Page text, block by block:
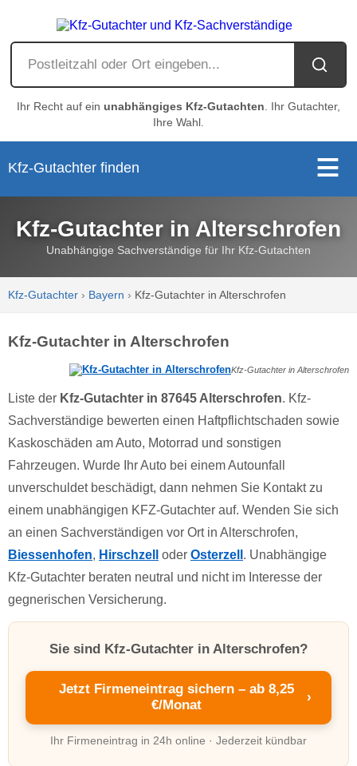
Ihr Recht auf ein unabhängiges Kfz-Gutachten . Ihr Gutachter,
Ihre Wahl.
Kfz-Gutachter finden
Kfz-Gutachter in Alterschrofen
Unabhängige Sachverständige für Ihr Kfz-Gutachten
Kfz-Gutachter › Bayern › Kfz-Gutachter in Alterschrofen
Kfz-Gutachter in Alterschrofen
Kfz-Gutachter in Alterschrofen
Liste der Kfz-Gutachter in 87645 Alterschrofen. Kfz-
Sachverständige bewerten einen Haftpflichtschaden sowie
Kaskoschäden am Auto, Motorrad und sonstigen
Fahrzeugen. Wurde Ihr Auto bei einem Autounfall
unverschuldet beschädigt, dann nehmen Sie Kontakt zu
einem unabhängigen KFZ-Gutachter auf. Wenden Sie sich
an einen Sachverständigen vor Ort in Alterschrofen,
Biessenhofen, Hirschzell oder Osterzell . Unabhängige
Kfz-Gutachter beraten neutral und nicht im Interesse der
gegnerischen Versicherung.
Sie sind Kfz-Gutachter in Alterschrofen?
Jetzt Firmeneintrag sichern – ab 8,25
€/Monat
›
Ihr Firmeneintrag in 24h online · Jederzeit kündbar